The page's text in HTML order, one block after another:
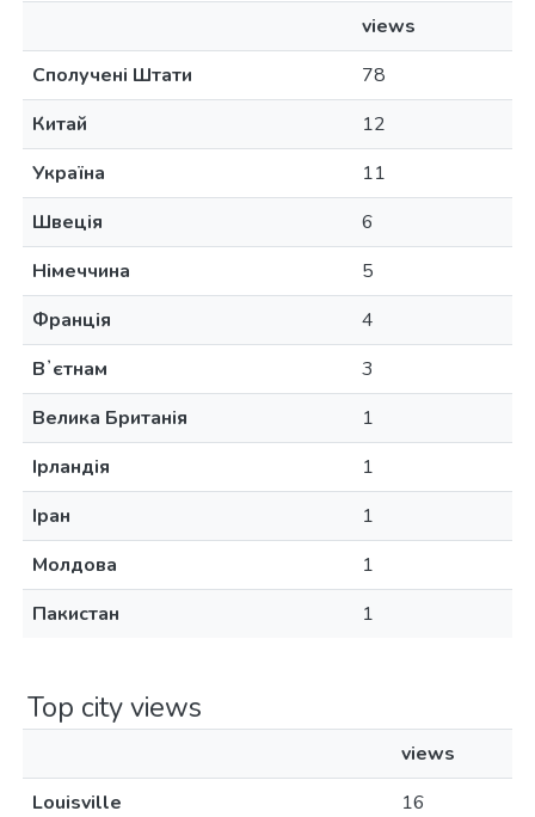
views
Сполучені Штати
78
Китай
12
Україна
11
Швеція
6
Німеччина
5
Франція
4
Вʼєтнам
3
Велика Британія
1
Ірландія
1
Іран
1
Молдова
1
Пакистан
1
Top city views
views
Louisville
16